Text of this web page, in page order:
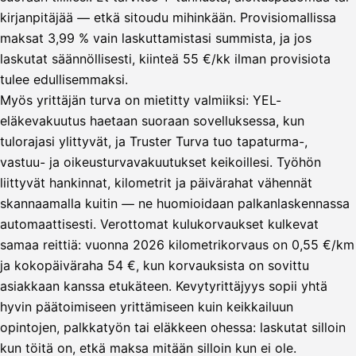
kirjanpitäjää — etkä sitoudu mihinkään. Provisiomallissa
maksat 3,99 % vain laskuttamistasi summista, ja jos
laskutat säännöllisesti, kiinteä 55 €/kk ilman provisiota
tulee edullisemmaksi.
Myös yrittäjän turva on mietitty valmiiksi: YEL-
eläkevakuutus haetaan suoraan sovelluksessa, kun
tulorajasi ylittyvät, ja Truster Turva tuo tapaturma-,
vastuu- ja oikeusturvavakuutukset keikoillesi. Työhön
liittyvät hankinnat, kilometrit ja päivärahat vähennät
skannaamalla kuitin — ne huomioidaan palkanlaskennassa
automaattisesti. Verottomat kulukorvaukset kulkevat
samaa reittiä: vuonna 2026 kilometrikorvaus on 0,55 €/km
ja kokopäiväraha 54 €, kun korvauksista on sovittu
asiakkaan kanssa etukäteen. Kevytyrittäjyys sopii yhtä
hyvin päätoimiseen yrittämiseen kuin keikkailuun
opintojen, palkkatyön tai eläkkeen ohessa: laskutat silloin
kun töitä on, etkä maksa mitään silloin kun ei ole.